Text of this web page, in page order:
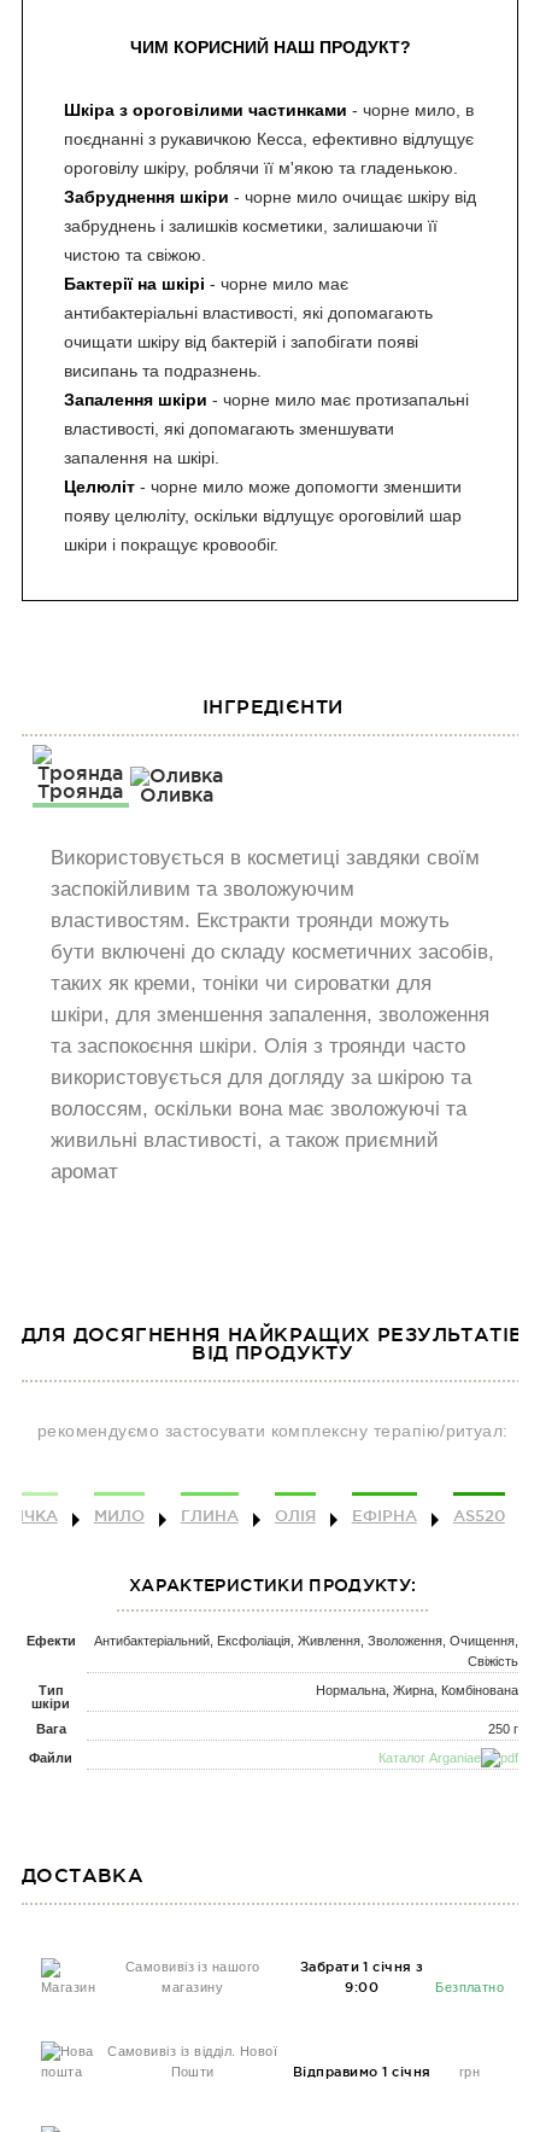
ЧИМ КОРИСНИЙ НАШ ПРОДУКТ?
Шкіра з ороговілими частинками - чорне мило, в
поєднанні з рукавичкою Кесса, ефективно відлущує
ороговілу шкіру, роблячи її м'якою та гладенькою.
Забруднення шкіри - чорне мило очищає шкіру від
забруднень і залишків косметики, залишаючи її
чистою та свіжою.
Бактерії на шкірі - чорне мило має
антибактеріальні властивості, які допомагають
очищати шкіру від бактерій і запобігати появі
висипань та подразнень.
Запалення шкіри - чорне мило має протизапальні
властивості, які допомагають зменшувати
запалення на шкірі.
Целюліт- чорне мило може допомогти зменшити
появу целюліту, оскільки відлущує ороговілий шар
шкіри і покращує кровообіг.
ІНГРЕДІЄНТИ
Троянда Оливка
Використовується в косметиці завдяки своїм
заспокійливим та зволожуючим
властивостям. Екстракти троянди можуть
бути включені до складу косметичних засобів,
таких як креми, тоніки чи сироватки для
шкіри, для зменшення запалення, зволоження
та заспокоєння шкіри. Олія з троянди часто
використовується для догляду за шкірою та
волоссям, оскільки вона має зволожуючі та
живильні властивості, а також приємний
аромат
ДЛЯ ДОСЯГНЕННЯ НАЙКРАЩИХ РЕЗУЛЬТАТІВ
ВІД ПРОДУКТУ
рекомендуємо застосувати комплексну терапію/ритуал:
МИЛО ГЛИНА ОЛІЯ ЕФІРНА AS520
ХАРАКТЕРИСТИКИ ПРОДУКТУ:
Ефекти
Антибактеріальний, Ексфоліація, Живлення, Зволоження, Очищення,
Свіжість
Тип
шкіри
Нормальна, Жирна, Комбінована
Вага
250 г
Файли
Каталог Arganiae
ДОСТАВКА
Самовивіз із нашого
магазину
Забрати 1 січня з
9:00
Безплатно
Самовивіз із відділ. Нової
Пошти
Відправимо 1 січня грн